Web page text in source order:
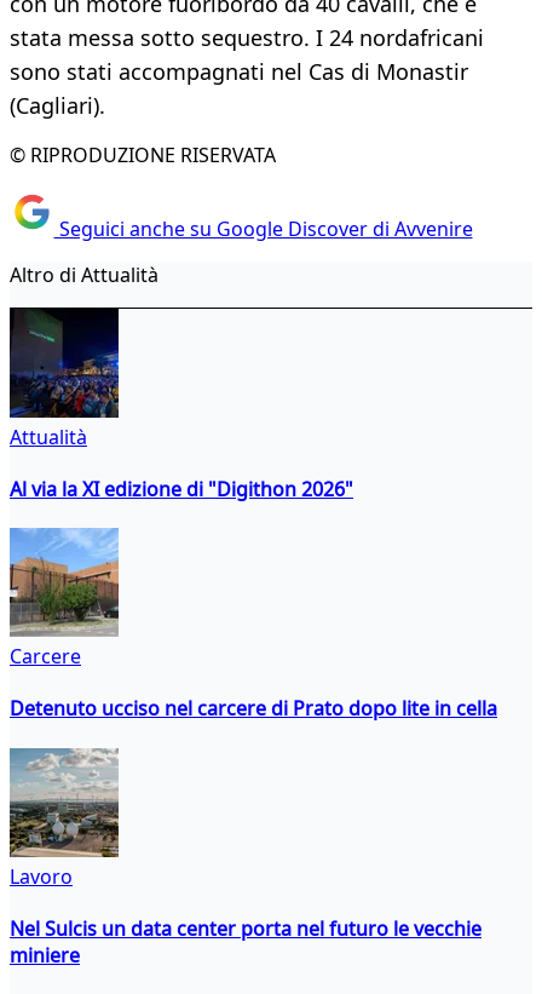
stata messa sotto sequestro. I 24 nordafricani
sono stati accompagnati nel Cas di Monastir
(Cagliari).
© RIPRODUZIONE RISERVATA
Seguici anche su Google Discover di Avvenire
Altro di Attualità
Attualità
Al via la XI edizione di "Digithon 2026"
Carcere
Detenuto ucciso nel carcere di Prato dopo lite in cella
Lavoro
Nel Sulcis un data center porta nel futuro le vecchie
miniere